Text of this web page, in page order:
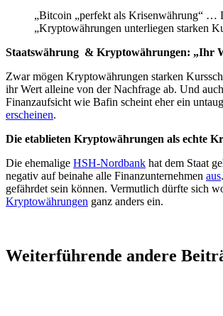
„Bitcoin „perfekt als Krisenwährung“ …
„Kryptowährungen unterliegen starken
Staatswährung & Kryptowährungen: „Ihr
Zwar mögen Kryptowährungen starken
ihr Wert alleine von der Nachfrage ab. Und
Finanzaufsicht wie Bafin scheint eher ein
erscheinen.
Die etablieten Kryptowährungen als echte
Die ehemalige HSH-Nordbank hat dem Staat
negativ auf beinahe alle Finanzunternehmen aus
gefährdet sein können. Vermutlich dürfte sich
Kryptowährungen ganz anders ein.
Weiterführende andere